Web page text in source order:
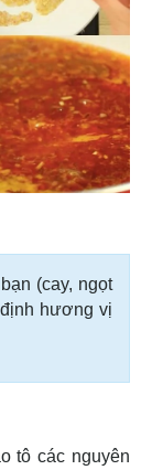
(cay, ngọt
hương vị
tô các nguyên